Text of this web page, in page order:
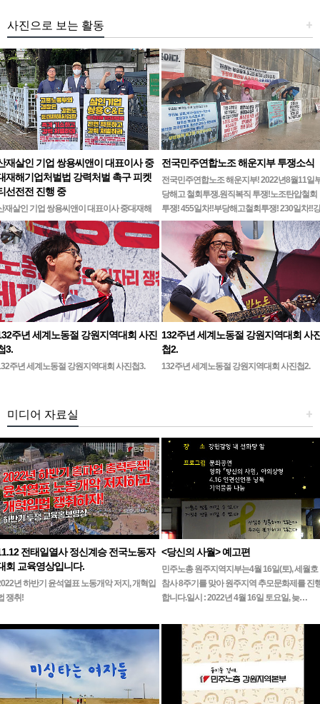
+
사진으로 보는 활동
재살인 기업 쌍용씨앤이 대표이사 중
재해기업처벌법 강력처벌 촉구 피켓
선전전 진행 중
재살인 기업 쌍용씨앤이 대표이사 중대재해
업처벌법 강력처벌 촉구민주노총 강원지역본
무기한 피켓시위 14일차고용노동부 강원지
앞 1인시위 진…
전국민주연합노조 해운지부 투쟁소식
전국민주연합노조 해운지부! 2022년8월11일
당해고 철회투쟁.원직복직 투쟁!노조탄압철회
투쟁! 455일차!!부당해고철회투쟁! 230일차!!강
릉ㆍ…
주년 세계노동절 강원지역대회 사진
3.
주년 세계노동절 강원지역대회 사진첩3.
132주년 세계노동절 강원지역대회 사
첩2.
132주년 세계노동절 강원지역대회 사진첩2.
+
미디어 자료실
전태일열사 정신계승 전국노동자
회 교육영상입니다.
년 하반기 윤석열표 노동개악 저지, 개혁입
쟁취!
<당신의 사월> 예고편
민주노총 원주지역지부는4월 16일(토), 세월호
참사 8주기를 맞아 원주지역 추모문화제를 진
합니다.일시 : 2022년 4월 16일 토요일, 늦…